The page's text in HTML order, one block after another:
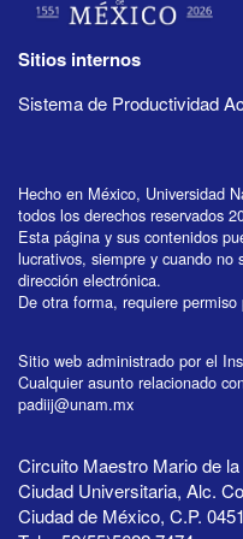
Sitios internos
Sistema de Productividad
Hecho en México, Universidad
todos los derechos reservados
Esta página y sus contenidos
lucrativos, siempre y cuando
dirección electrónica.
De otra forma, requiere
Sitio web administrado por el
Cualquier asunto relacionado
padiij@unam.mx
Circuito Maestro Mario de
Ciudad Universitaria, Alc.
Ciudad de México, C.P.